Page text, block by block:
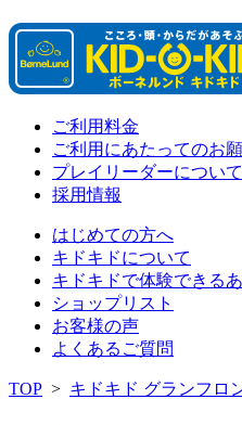
ご利用料金
ご利用にあたってのお
プレイリーダーについて
採用情報
はじめての方へ
キドキドについて
キドキドで体験できる
ショップリスト
お客様の声
よくあるご質問
TOP > キドキド グランフロ